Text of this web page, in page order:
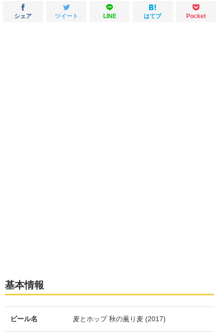
シェア ツイート LINE はてブ Pocket
基本情報
ビール名 麦とホップ 秋の薫り麦 (2017)